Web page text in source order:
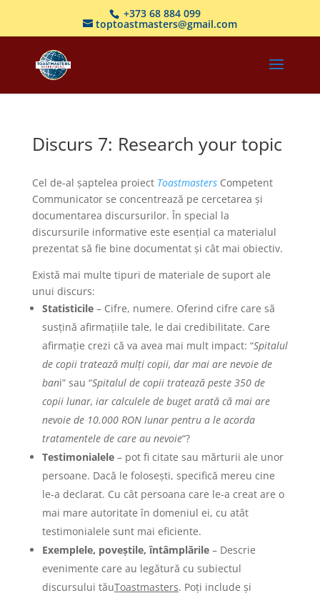
+373 68 884 099
toptoastmasters@gmail.com
Discurs 7: Research your topic
Cel de-al șaptelea proiect Toastmasters Competent
Communicator se concentrează pe cercetarea și
documentarea discursurilor. În special la
discursurile informative este esențial ca materialul
prezentat să fie bine documentat și cât mai obiectiv.
Există mai multe tipuri de materiale de suport ale
unui discurs:
Statisticile– Cifre, numere. Oferind cifre care să
susțină afirmațiile tale, le dai credibilitate. Care
afirmație crezi că va avea mai mult impact: “Spitalul
de copii tratează mulți copii, dar mai are nevoie de
bani” sau “Spitalul de copii tratează peste 350 de
copii lunar, iar calculele de buget arată că mai are
nevoie de 10.000 RON lunar pentru a le acorda
tratamentele de care au nevoie“?
Testimonialele– pot fi citate sau mărturii ale unor
persoane. Dacă le folosești, specifică mereu cine
le-a declarat. Cu cât persoana care le-a creat are o
mai mare autoritate în domeniul ei, cu atât
testimonialele sunt mai eficiente.
Exemplele, poveștile, întâmplările– Descrie
evenimente care au legătură cu subiectul
discursului tăuToastmasters. Poți include și